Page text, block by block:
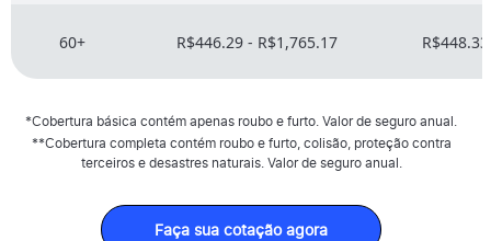
60+ R$446.29 - R$1,765.17
*Cobertura básica contém apenas roubo e furto. Valor de seguro anual.
**Cobertura completa contém roubo e furto, colisão, proteção contra
terceiros e desastres naturais. Valor de seguro anual.
Faça sua cotação agora